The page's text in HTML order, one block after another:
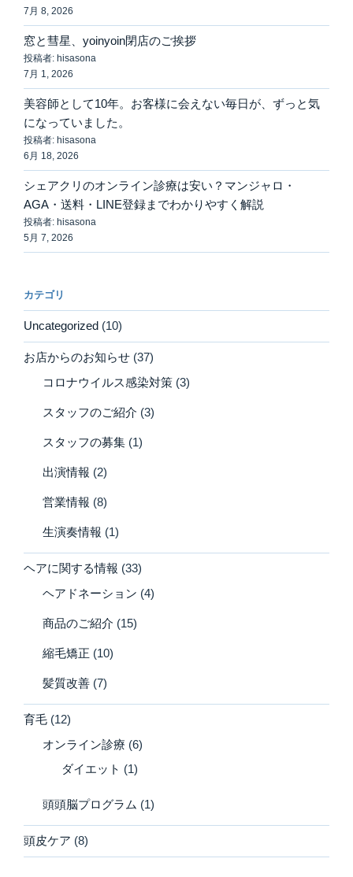
7月 8, 2026
窓と彗星、yoinyoin閉店のご挨拶
投稿者: hisasona
7月 1, 2026
美容師として10年。お客様に会えない毎日が、ずっと気
になっていました。
投稿者: hisasona
6月 18, 2026
シェアクリのオンライン診療は安い？マンジャロ・
AGA・送料・LINE登録までわかりやすく解説
投稿者: hisasona
5月 7, 2026
カテゴリ
Uncategorized (10)
お店からのお知らせ (37)
コロナウイルス感染対策 (3)
スタッフのご紹介 (3)
スタッフの募集 (1)
出演情報 (2)
営業情報 (8)
生演奏情報 (1)
ヘアに関する情報 (33)
ヘアドネーション (4)
商品のご紹介 (15)
縮毛矯正 (10)
髪質改善 (7)
育毛 (12)
オンライン診療 (6)
ダイエット (1)
頭頭脳プログラム (1)
頭皮ケア (8)